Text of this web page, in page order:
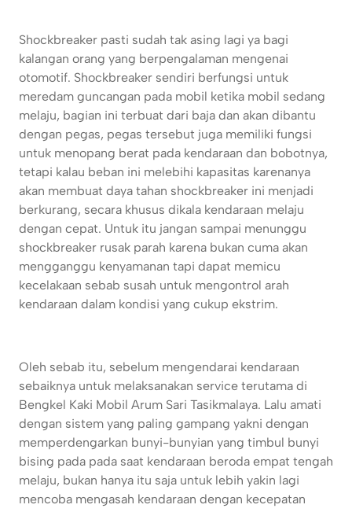
Shockbreaker pasti sudah tak asing lagi ya bagi
kalangan orang yang berpengalaman mengenai
otomotif. Shockbreaker sendiri berfungsi untuk
meredam guncangan pada mobil ketika mobil sedang
melaju, bagian ini terbuat dari baja dan akan dibantu
dengan pegas, pegas tersebut juga memiliki fungsi
untuk menopang berat pada kendaraan dan bobotnya,
tetapi kalau beban ini melebihi kapasitas karenanya
akan membuat daya tahan shockbreaker ini menjadi
berkurang, secara khusus dikala kendaraan melaju
dengan cepat. Untuk itu jangan sampai menunggu
shockbreaker rusak parah karena bukan cuma akan
mengganggu kenyamanan tapi dapat memicu
kecelakaan sebab susah untuk mengontrol arah
kendaraan dalam kondisi yang cukup ekstrim.
Oleh sebab itu, sebelum mengendarai kendaraan
sebaiknya untuk melaksanakan service terutama di
Bengkel Kaki Mobil Arum Sari Tasikmalaya. Lalu amati
dengan sistem yang paling gampang yakni dengan
memperdengarkan bunyi-bunyian yang timbul bunyi
bising pada pada saat kendaraan beroda empat tengah
melaju, bukan hanya itu saja untuk lebih yakin lagi
mencoba mengasah kendaraan dengan kecepatan